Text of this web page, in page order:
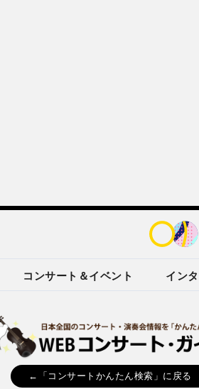
コンサート＆イベント イン
←「コンサートかんたん検索」に戻る